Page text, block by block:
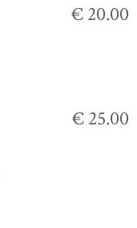
€ 20.00
€ 25.00